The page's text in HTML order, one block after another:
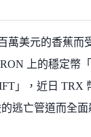
萬美元的香蕉而
上的穩定幣
」，近日 TRX
逃亡管道而全面